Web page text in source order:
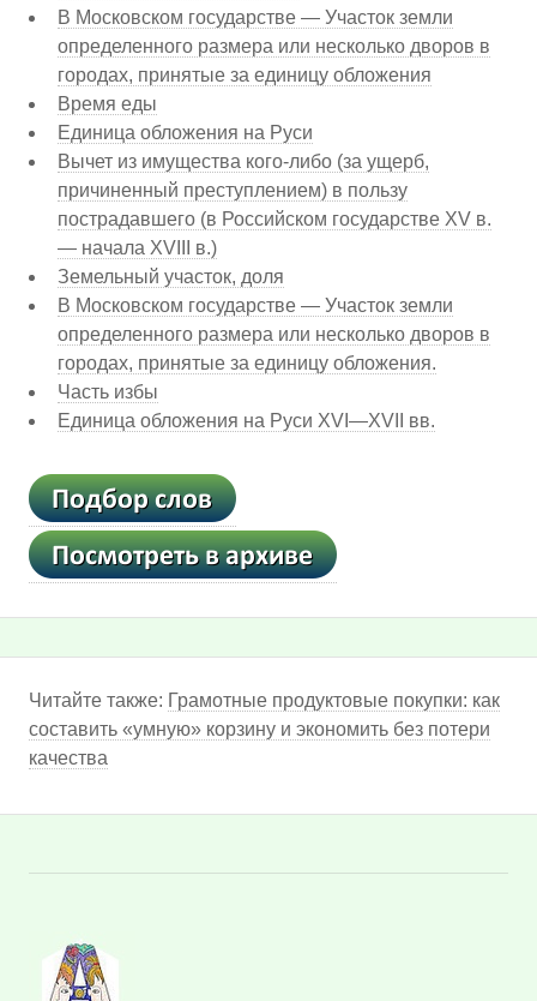
В Московском государстве — Участок земли
определенного размера или несколько дворов в
городах, принятые за единицу обложения
Время еды
Единица обложения на Руси
Вычет из имущества кого-либо (за ущерб,
причиненный преступлением) в пользу
пострадавшего (в Российском государстве XV в.
— начала XVIII в.)
Земельный участок, доля
В Московском государстве — Участок земли
определенного размера или несколько дворов в
городах, принятые за единицу обложения.
Часть избы
Единица обложения на Руси XVI—XVII вв.
Читайте также: Грамотные продуктовые покупки: как
составить «умную» корзину и экономить без потери
качества